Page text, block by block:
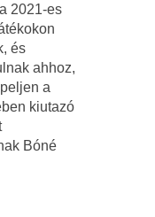
2021-es
és
ahhoz,
a
kiutazó
Bóné